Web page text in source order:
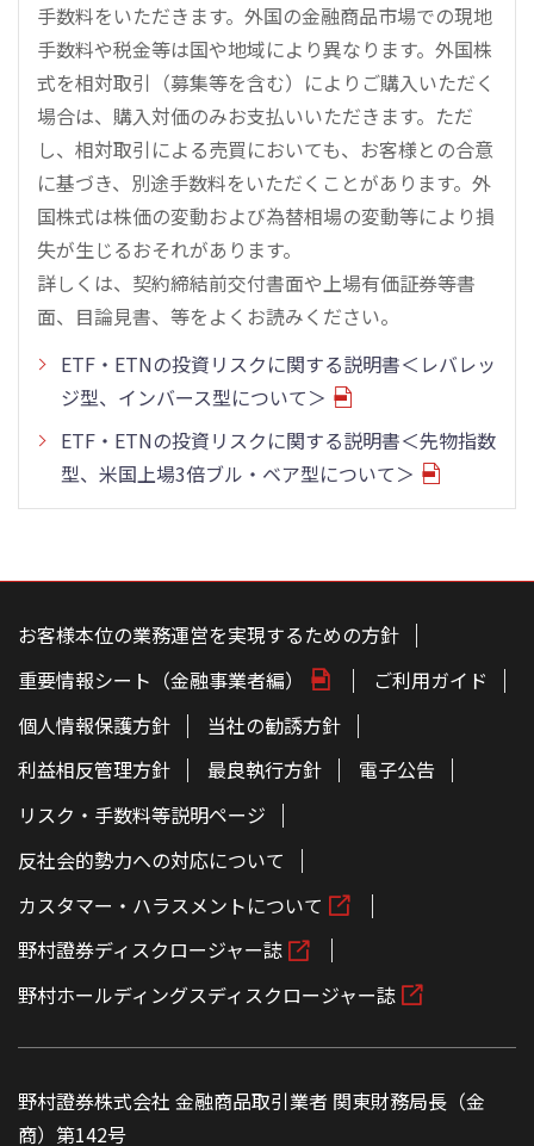
手数料をいただきます。外国の金融商品市場での現地
手数料や税金等は国や地域により異なります。外国株
式を相対取引（募集等を含む）によりご購入いただく
場合は、購入対価のみお支払いいただきます。ただ
し、相対取引による売買においても、お客様との合意
に基づき、別途手数料をいただくことがあります。外
国株式は株価の変動および為替相場の変動等により損
失が生じるおそれがあります。
詳しくは、契約締結前交付書面や上場有価証券等書
面、目論見書、等をよくお読みください。
ETF・ETNの投資リスクに関する説明書＜レバレッ
ジ型、インバース型について＞
ETF・ETNの投資リスクに関する説明書＜先物指数
型、米国上場3倍ブル・ベア型について＞
こ
お客様本位の業務運営を実現するための方針
重要情報シート（金融事業者編）
ご利用ガイド
個人情報保護方針
当社の勧誘方針
利益相反管理方針
最良執行方針
電子公告
リスク・手数料等説明ページ
反社会的勢力への対応について
カスタマー・ハラスメントについて
野村證券ディスクロージャー誌
野村ホールディングスディスクロージャー誌
野村證券株式会社 金融商品取引業者 関東財務局長（金
商）第142号